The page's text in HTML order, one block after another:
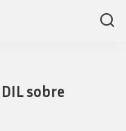
sobre